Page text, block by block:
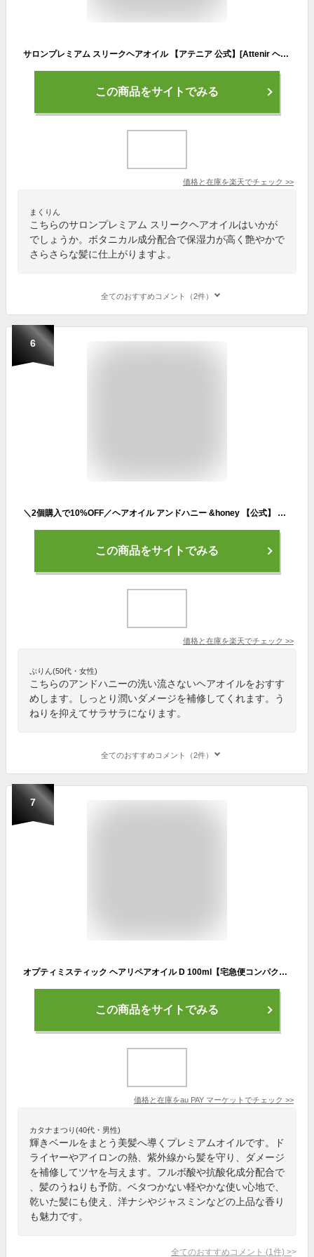
サロンプレミアム スリークヘアオイル 【アテニア 公式】[Attenir ヘアオイル 髪 椿油 ヘアーオイル オイル ヘアトリートメント 洗い流さない ヘアートリートメント トリートメント 流さない アウトバストリートメント ヘアケア アウトバス ヘア cmc ボタニカル ムスク ]
この商品をサイトでみる
価格と在庫を楽天でチェック >>
まくりん
こちらのサロンプレミアム スリークヘアオイルはいかが
でしょうか。ボタニカル成分配合で保湿力が高く艶やかで
さらさらな髪に仕上がりますよ。
全てのおすすめコメント（2件）
6
＼2個購入で10%OFF／ヘアオイル アンドハニー &honey 【公式】 洗い流さない トリートメント スタイリング アウトバス メンズ ハチミツ オーガニック ダメージケア うねり 乾燥 広がり 保湿 アルガンオイル 金木犀 プレゼント ギフト 100mL 単品
この商品をサイトでみる
価格と在庫を楽天でチェック >>
ぷりん(50代・女性)
こちらのアンドハニーの洗い流さないヘアオイルをおすす
めします。しっとり潤いダメージを補修してくれます。う
ねりを抑えてサラサラになります。
全てのおすすめコメント（2件）
7
オプティミスティック ヘアリペアオイル D 100ml【宅急便コンパクト対応】【翌日着対応】
この商品をサイトでみる
価格と在庫をau PAY マーケット でチェック >>
カタナまつり(40代・男性)
輝きベールをまとう美髪へ導くプレミアムオイルです。ド
ライヤーやアイロンの熱、紫外線から髪を守り、ダメージ
を補修してツヤを与えます。フルボ酸や抗酸化成分配合で
、髪のうねりも予防。ベタつかない軽やかな使い心地で、
乾いた髪にも使え、洋ナシやジャスミンなどの上品な香り
も魅力です。
全てのおすすめコメント (1 件) >